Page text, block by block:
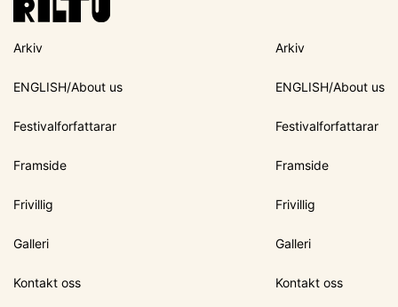
Arkiv
ENGLISH/About us
Festivalforfattarar
Framside
Frivillig
Galleri
Kontakt oss
Arkiv
ENGLISH/About us
Festivalforfattarar
Framside
Frivillig
Galleri
Kontakt oss